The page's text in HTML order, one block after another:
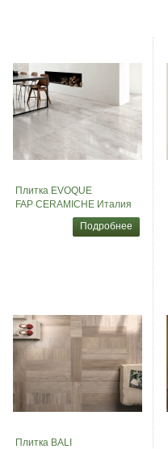
Плитка EVOQUE
FAP CERAMICHE Италия
Подробнее
Плитка BALI